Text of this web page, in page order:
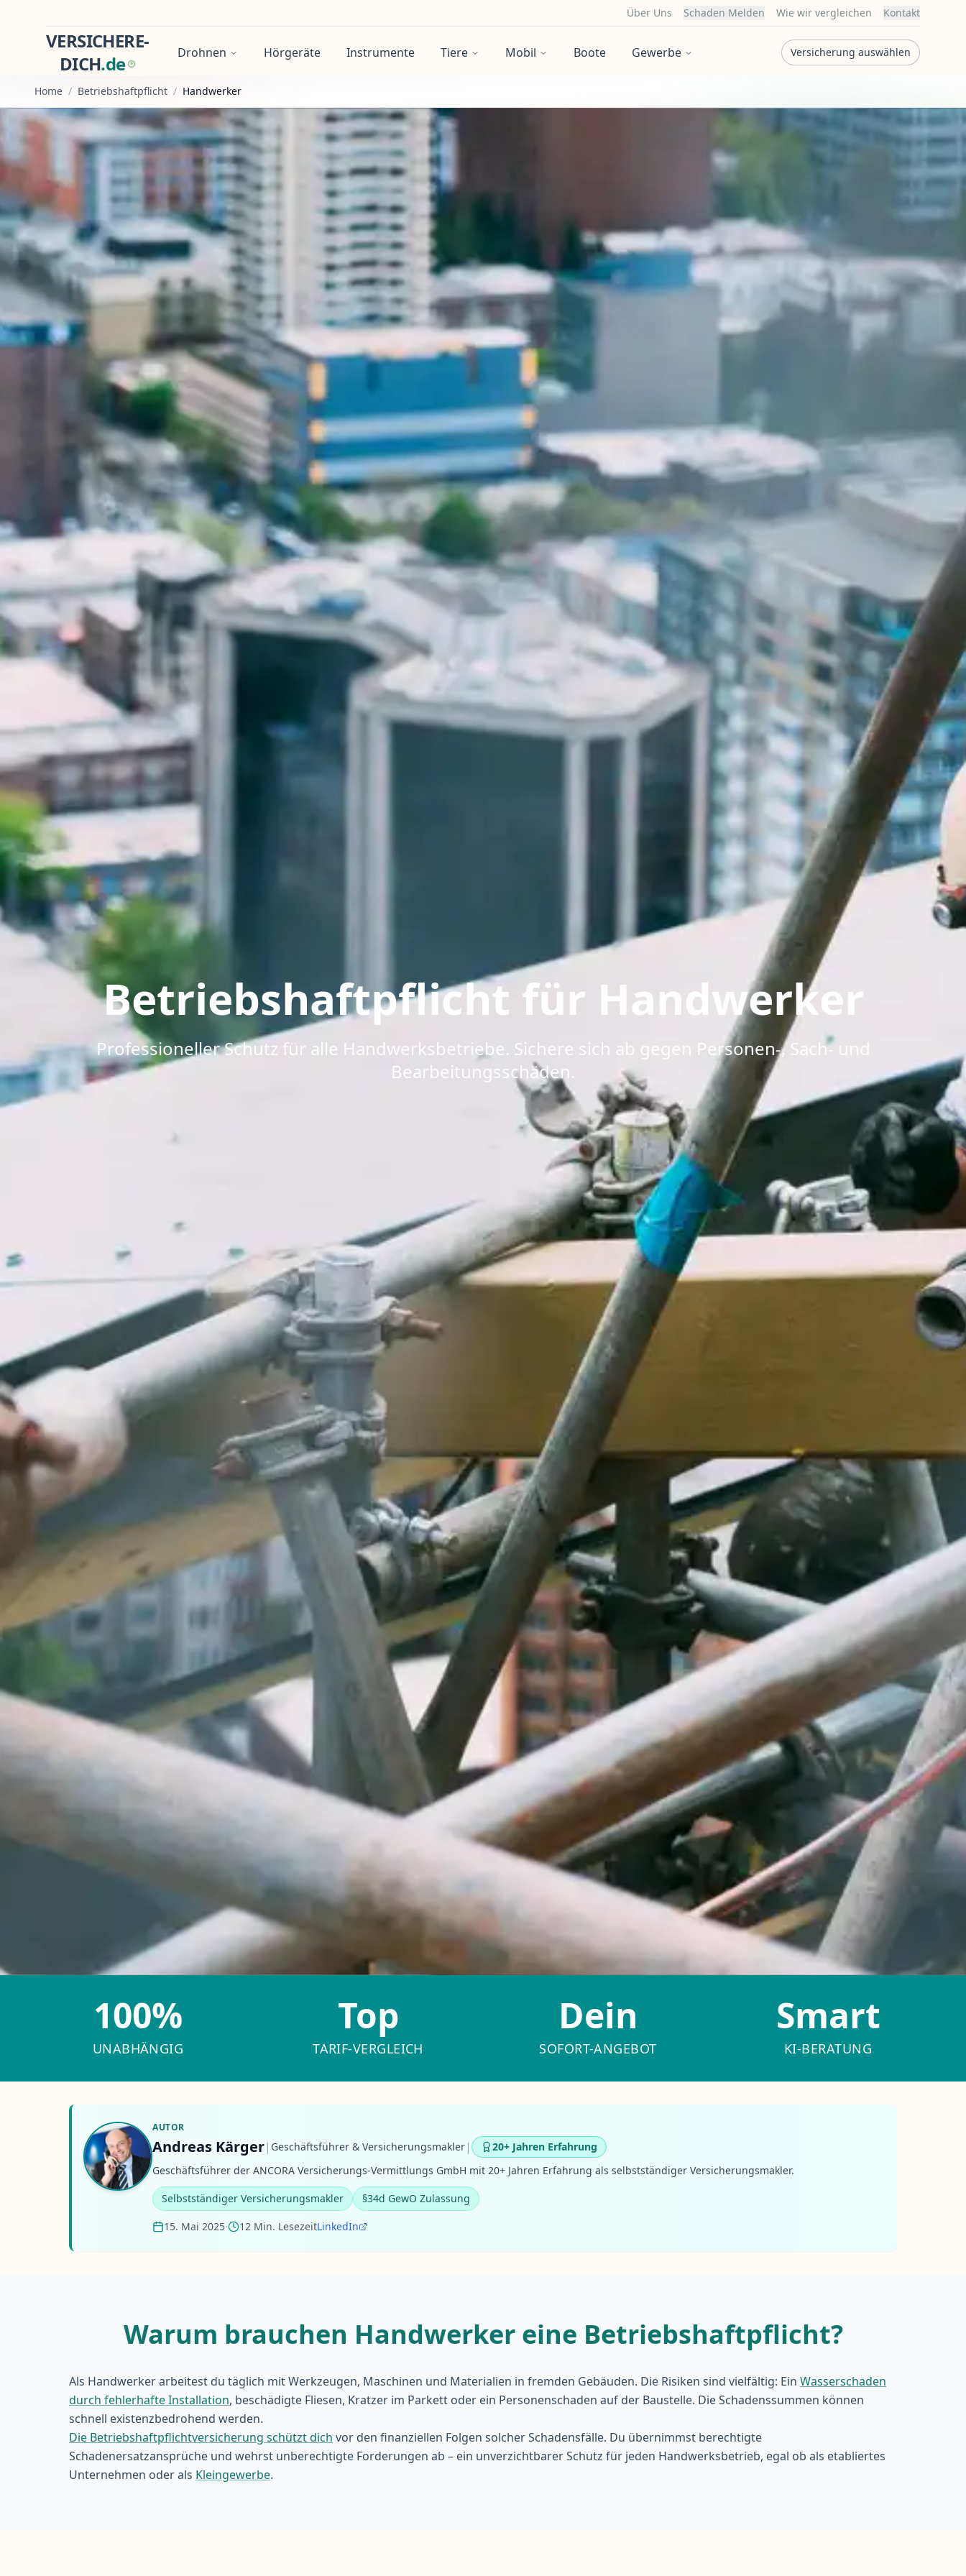
Über Uns Schaden Melden Wie wir vergleichen Kontakt
VERSICHERE-
DICH.de Drohnen Hörgeräte Instrumente Tiere Mobil Boote Gewerbe Versicherung auswählen
Home / Betriebshaftpflicht / Handwerker
Betriebshaftpflicht für Handwerker
Professioneller Schutz für alle Handwerksbetriebe. Sichere sich ab gegen Personen-, Sach- und
Bearbeitungsschäden.
100%
UNABHÄNGIG
Top
TARIF-VERGLEICH
Dein
SOFORT-ANGEBOT
Smart
KI-BERATUNG
AUTOR
Andreas Kärger| Geschäftsführer & Versicherungsmakler |
20+ Jahren Erfahrung
Geschäftsführer der ANCORA Versicherungs-Vermittlungs GmbH mit 20+ Jahren Erfahrung als selbstständiger Versicherungsmakler.
Selbstständiger Versicherungsmakler §34d GewO Zulassung
15. Mai 2025· 12 Min. LesezeitLinkedIn
Warum brauchen Handwerker eine Betriebshaftpflicht?
Als Handwerker arbeitest du täglich mit Werkzeugen, Maschinen und Materialien in fremden Gebäuden. Die Risiken sind vielfältig: Ein Wasserschaden
durch fehlerhafte Installation, beschädigte Fliesen, Kratzer im Parkett oder ein Personenschaden auf der Baustelle. Die Schadenssummen können
schnell existenzbedrohend werden.
Die Betriebshaftpflichtversicherung schützt dich vor den finanziellen Folgen solcher Schadensfälle. Du übernimmst berechtigte
Schadenersatzansprüche und wehrst unberechtigte Forderungen ab – ein unverzichtbarer Schutz für jeden Handwerksbetrieb, egal ob als etabliertes
Unternehmen oder als Kleingewerbe.